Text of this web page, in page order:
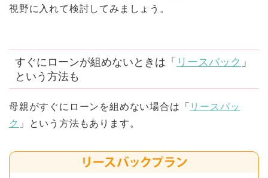
視野に入れて検討してみましょう。
すぐにローンが組めないときは「 リースバック 」
という方法も
母親がすぐにローンを組めない場合は「 リースバッ
ク 」という方法もあります。